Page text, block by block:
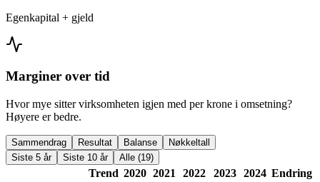
Egenkapital + gjeld
Marginer over tid
Hvor mye sitter virksomheten igjen med per krone i omsetning?
Høyere er bedre.
Sammendrag Resultat Balanse
Nøkkeltall
Siste 5 år
Siste 10 år Alle (19)
Trend 2020 2021 2022 2023 2024 Endring